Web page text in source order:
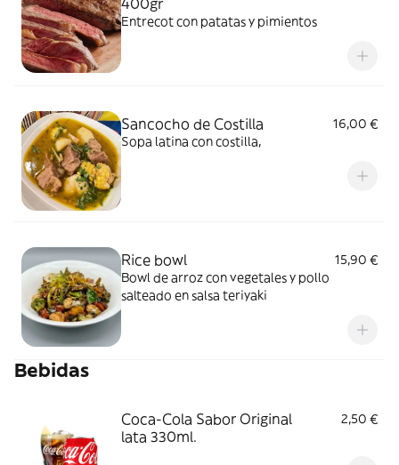
400gr
Entrecot con patatas y pimientos
Sancocho de Costilla
16,00 €
Sopa latina con costilla,
Rice bowl
15,90 €
Bowl de arroz con vegetales y pollo
salteado en salsa teriyaki
Bebidas
Coca-Cola Sabor Original
lata 330ml.
2,50 €